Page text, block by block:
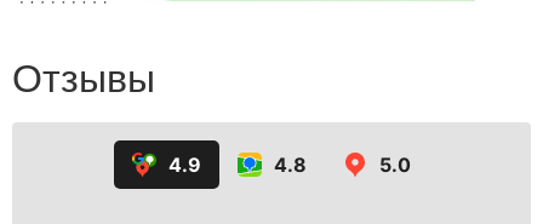
Отзывы
4.9 4.8 5.0